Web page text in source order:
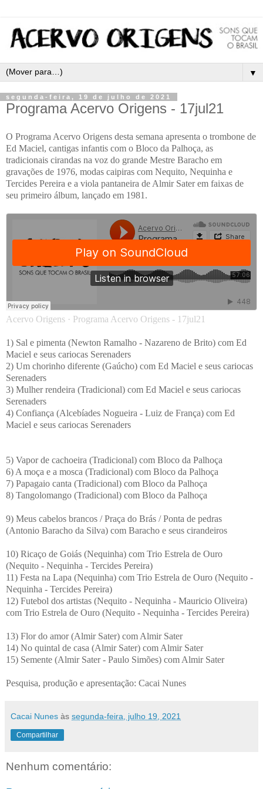
▼
segunda-feira, 19 de julho de 2021
Programa Acervo Origens - 17jul21
O Programa Acervo Origens desta semana apresenta o trombone de
Ed Maciel, cantigas infantis com o Bloco da Palhoça, as
tradicionais cirandas na voz do grande Mestre Baracho em
gravações de 1976, modas caipiras com Nequito, Nequinha e
Tercides Pereira e a viola pantaneira de Almir Sater em faixas de
seu primeiro álbum, lançado em 1981.
Acervo Origens · Programa Acervo Origens - 17jul21
1) Sal e pimenta (Newton Ramalho - Nazareno de Brito) com Ed
Maciel e seus cariocas Serenaders
2) Um chorinho diferente (Gaúcho) com Ed Maciel e seus cariocas
Serenaders
3) Mulher rendeira (Tradicional) com Ed Maciel e seus cariocas
Serenaders
4) Confiança (Alcebíades Nogueira - Luiz de França) com Ed
Maciel e seus cariocas Serenaders
5) Vapor de cachoeira (Tradicional) com Bloco da Palhoça
6) A moça e a mosca (Tradicional) com Bloco da Palhoça
7) Papagaio canta (Tradicional) com Bloco da Palhoça
8) Tangolomango (Tradicional) com Bloco da Palhoça
9) Meus cabelos brancos / Praça do Brás / Ponta de pedras
(Antonio Baracho da Silva) com Baracho e seus cirandeiros
10) Ricaço de Goiás (Nequinha) com Trio Estrela de Ouro
(Nequito - Nequinha - Tercides Pereira)
11) Festa na Lapa (Nequinha) com Trio Estrela de Ouro (Nequito -
Nequinha - Tercides Pereira)
12) Futebol dos artistas (Nequito - Nequinha - Mauricio Oliveira)
com Trio Estrela de Ouro (Nequito - Nequinha - Tercides Pereira)
13) Flor do amor (Almir Sater) com Almir Sater
14) No quintal de casa (Almir Sater) com Almir Sater
15) Semente (Almir Sater - Paulo Simões) com Almir Sater
Pesquisa, produção e apresentação: Cacai Nunes
Cacai Nunes às segunda-feira, julho 19, 2021
Compartilhar
Nenhum comentário: